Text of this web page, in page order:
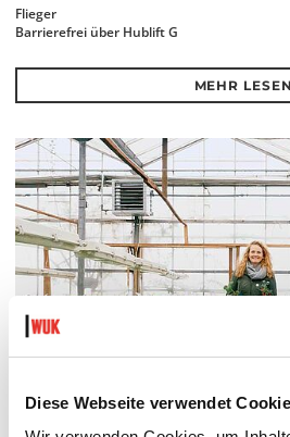
Diese Webseite verwendet
Flieger
Barrierefrei über Hublift G
MEHR LESEN